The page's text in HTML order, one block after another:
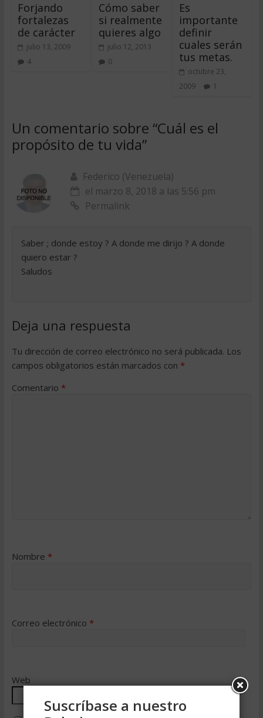
Forjando
fortalezas
de carácter
julio 13, 2009
4
Cómo saber
si realmente
quieres algo
julio 12, 2013
0
Es
importante
definir
cuales serán
tus metas.
octubre 23,
2009
1
Un comentario sobre “Cuál es el
propósito de tu vida”
Federico (Venezuela)
el marzo 8, 2018 a las 5:56 pm
Permalink
Saber ; donde estoy ? A donde me dirijo ? A donde
quiero estar ?
Saludos
Deja una respuesta
Tu dirección de correo electrónico no será publicada. Los
campos obligatorios están marcados con *
Comentario *
Nombre *
Correo electrónico *
Web
Suscríbase a nuestro